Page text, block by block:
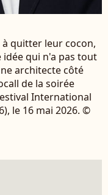
quitter leur cocon,
idée qui n'a pas tout
architecte côté
de la soirée
International
le 16 mai 2026. ©